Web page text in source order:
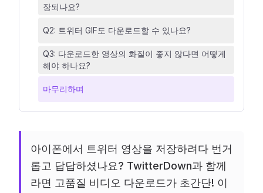
장되나요?
Q2: 트위터 GIF도 다운로드할 수 있나요?
Q3: 다운로드한 영상의 화질이 좋지 않다면 어떻게
해야 하나요?
마무리하며
아이폰에서 트위터 영상을 저장하려다 번거
롭고 답답하셨나요? TwitterDown과 함께
라면 고품질 비디오 다운로드가 초간단! 이